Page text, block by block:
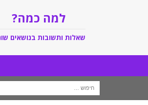
למה כמה?
שאלות ותשובות בנושאים